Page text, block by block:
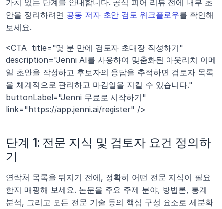
가치 있는 단계를 안내합니다. 공식 피어 리뷰 전에 내부 초
안을 정리하려면 공동 저자 초안 검토 워크플로우를 확인해
보세요.
<CTA  title="몇 분 만에 검토자 초대장 작성하기"
description="Jenni AI를 사용하여 맞춤화된 아웃리치 이메
일 초안을 작성하고 후보자의 응답을 추적하면 검토자 목록
을 체계적으로 관리하고 마감일을 지킬 수 있습니다."
buttonLabel="Jenni 무료로 시작하기"
link="https://app.jenni.ai/register" />
단계 1: 전문 지식 및 검토자 요건 정의하
기
연락처 목록을 뒤지기 전에, 정확히 어떤 전문 지식이 필요
한지 매핑해 보세요. 논문을 주요 주제 분야, 방법론, 통계
분석, 그리고 모든 전문 기술 등의 핵심 구성 요소로 세분화